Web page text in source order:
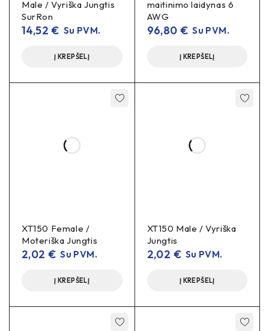
Male / Vyriška Jungtis
SurRon
14,52€ Su PVM.
Į KREPŠELĮ
maitinimo laidynas 6
AWG
96,80 € Su PVM.
Į KREPŠELĮ
XT150 Female /
Moteriška Jungtis
2,02 € Su PVM.
Į KREPŠELĮ
XT150 Male / Vyriška
Jungtis
2,02 €Su PVM.
Į KREPŠELĮ